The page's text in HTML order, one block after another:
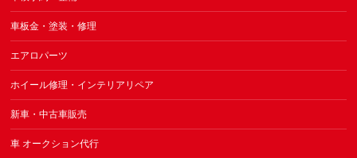
車板金・塗装・修理
エアロパーツ
ホイール修理・インテリアリペア
新車・中古車販売
車 オークション代行